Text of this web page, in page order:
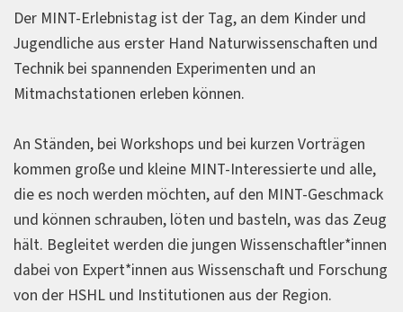
Der MINT-Erlebnistag ist der Tag, an dem Kinder und
Jugendliche aus erster Hand Naturwissenschaften und
Technik bei spannenden Experimenten und an
Mitmachstationen erleben können.
An Ständen, bei Workshops und bei kurzen Vorträgen
kommen große und kleine MINT-Interessierte und alle,
die es noch werden möchten, auf den MINT-Geschmack
und können schrauben, löten und basteln, was das Zeug
hält. Begleitet werden die jungen Wissenschaftler*innen
dabei von Expert*innen aus Wissenschaft und Forschung
von der HSHL und Institutionen aus der Region.